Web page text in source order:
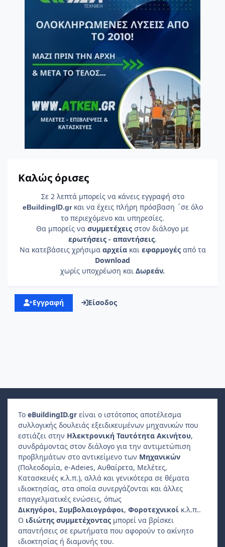
Καλώς όρισες
Σε 2 λεπτά μπορείς να κάνεις εγγραφή στο
eBuildingID.gr και να έχεις πλήρη πρόσβαση ΄σε όλο
το περιεχόμενο και υπηρεσίες.
Θα μπορείς να συμμετέχεις στον διάλογο με
ερωτήσεις - απαντήσεις.
Να κατεβάσεις χρήσιμα αρχείακαι εφαρμογέςαπό τα
Download
χωρίς υποχρέωση και Δωρεάν.
Εγγραφή Είσοδος
Το eBuildingID.gr είναι ο ιστότοπος αποτέλεσμα
συλλογικής δουλειάς εξειδικευμένων μηχανικών που
εστιάζει στην Ηλεκτρονική Ταυτότητα Ακινήτου,
συνδράμοντας στον διάλογο για την αντιμετώπιση
προβλημάτων στο αντικείμενο των Μηχανικών
(Πολεοδομία, e-Adeies, Αυθαίρετα, Μελέτες,
Κατασκευές κ.λ.π.), αλλά και γενικότερα σε θέματα
ιδιοκτησίας, στα οποία συνεργάζονται και άλλες
επαγγελματικές ενώσεις, όπως
Δικηγόροι, Συμβολαιογράφοι, Φοροτεχνικοί κ.λ.π..
Ο ιδιώτης συμμετέχοντας μπορεί να βρίσκει
απαντήσεις σε ερωτήματα που αφορούν το ακίνητο
ιδιοκτησίας ή διαμονής του.